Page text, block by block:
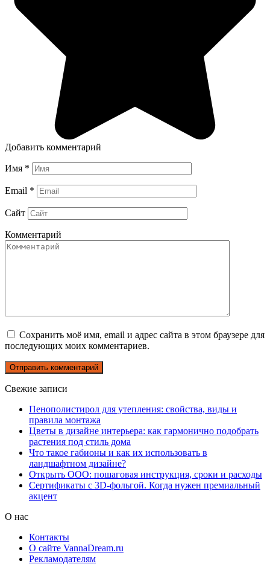
Добавить комментарий
Имя *
Email *
Сайт
Комментарий
Сохранить моё имя, email и адрес сайта в этом браузере для
последующих моих комментариев.
Свежие записи
Пенополистирол для утепления: свойства, виды и
правила монтажа
Цветы в дизайне интерьера: как гармонично подобрать
растения под стиль дома
Что такое габионы и как их использовать в
ландшафтном дизайне?
Открыть ООО: пошаговая инструкция, сроки и расходы
Сертификаты с 3D-фольгой. Когда нужен премиальный
акцент
О нас
Контакты
О сайте VannaDream.ru
Рекламодателям